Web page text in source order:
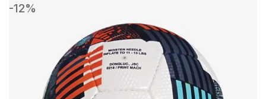
-12%